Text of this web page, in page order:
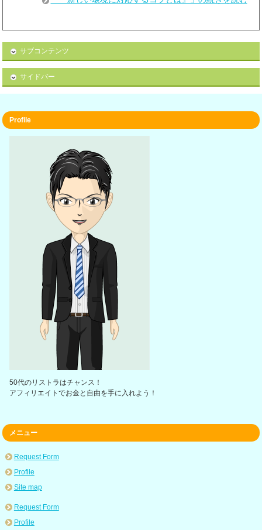
サブコンテンツ
サイドバー
Profile
50代のリストラはチャンス！
アフィリエイトでお金と自由を手に入れよう！
メニュー
Request Form
Profile
Site map
Request Form
Profile